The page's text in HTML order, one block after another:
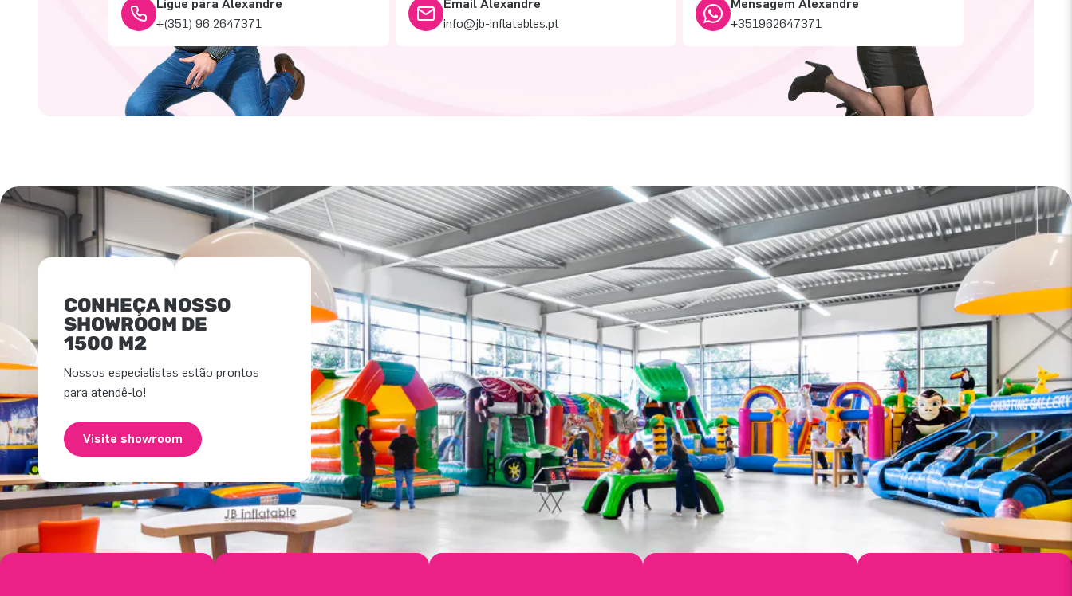
Ligue para Alexandre
+(351) 96 2647371
Email Alexandre
info@jb-inflatables.pt
Mensagem Alexandre
+351962647371
CONHEÇA NOSSO
SHOWROOM DE
1500 M2
Nossos especialistas estão prontos
para atendê-lo!
Visite showroom